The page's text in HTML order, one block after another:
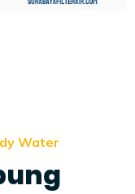
Water